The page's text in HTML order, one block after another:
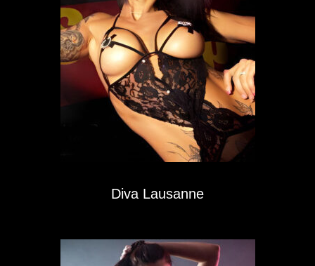
Diva Lausanne